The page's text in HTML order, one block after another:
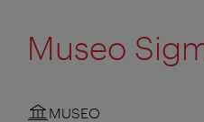
Museo
MUSEO